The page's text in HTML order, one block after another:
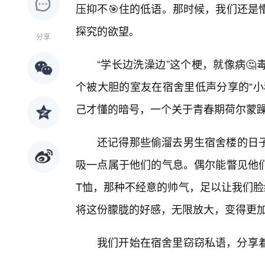
分享
压抑不🎯住的低语。那时候，我们还
探究的欲望。
“学长边洗澡边”这个梗，就像病
个被大胆的室友在宿舍里低声分享的“
己才懂的暗号，一个关于青春期荷尔蒙
还记得那些偷溜去男生宿舍楼的日
吸一点属于他们的气息。偶尔能瞥见
T恤，那种不经意的帅气，足以让我们
将这份朦胧的好感，无限放大，变得更
我们开始在宿舍里窃窃私语，分享